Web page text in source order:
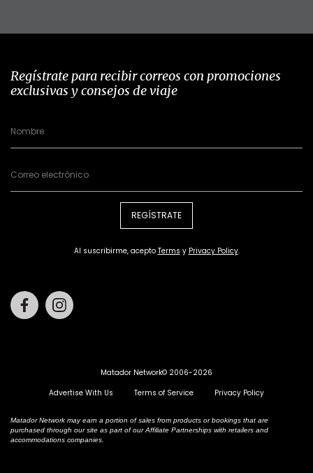
Regístrate para recibir correos con promociones
exclusivas y consejos de viaje
REGÍSTRATE
Al suscribirme, acepto Terms y Privacy Policy.
Facebook
Matador Network© 2006-2026
Advertise With Us
Terms of Service Privacy Policy
Matador Network may earn a portion of sales from products or bookings that are
purchased through our site as part of our Affiliate Partnerships with retailers and
accommodations companies.